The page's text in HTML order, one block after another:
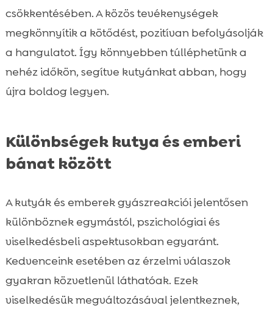
csökkentésében. A közös tevékenységek
megkönnyítik a kötődést, pozitívan befolyásolják
a hangulatot. Így könnyebben túlléphetünk a
nehéz időkön, segítve kutyánkat abban, hogy
újra boldog legyen.
Különbségek kutya és emberi
bánat között
A kutyák és emberek gyászreakciói jelentősen
különböznek egymástól, pszichológiai és
viselkedésbeli aspektusokban egyaránt.
Kedvenceink esetében az érzelmi válaszok
gyakran közvetlenül láthatóak. Ezek
viselkedésük megváltozásával jelentkeznek,